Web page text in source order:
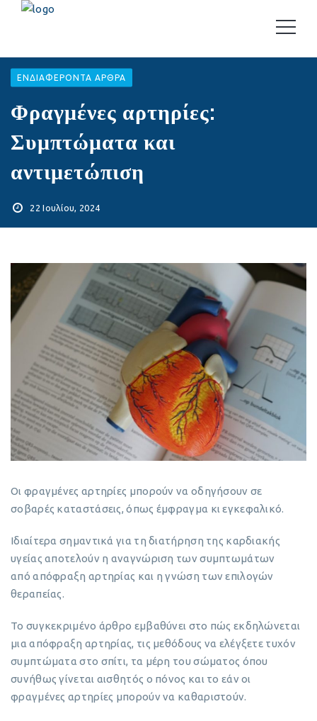
EΝΔΙΑΦΈΡΟΝΤΑ ΆΡΘΡΑ
Φραγμένες αρτηρίες:
Συμπτώματα και
αντιμετώπιση
22 Ιουλίου, 2024
Οι φραγμένες αρτηρίες μπορούν να οδηγήσουν σε
σοβαρές καταστάσεις, όπως έμφραγμα κι εγκεφαλικό.
Ιδιαίτερα σημαντικά για τη διατήρηση της καρδιακής
υγείας αποτελούν η αναγνώριση των συμπτωμάτων
από απόφραξη αρτηρίας και η γνώση των επιλογών
θεραπείας.
Το συγκεκριμένο άρθρο εμβαθύνει στο πώς εκδηλώνεται
μια απόφραξη αρτηρίας, τις μεθόδους να ελέγξετε τυχόν
συμπτώματα στο σπίτι, τα μέρη του σώματος όπου
συνήθως γίνεται αισθητός ο πόνος και το εάν οι
φραγμένες αρτηρίες μπορούν να καθαριστούν.